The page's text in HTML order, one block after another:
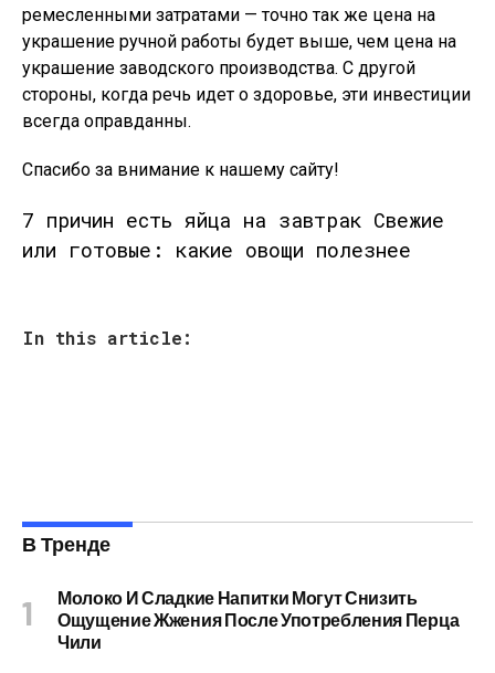
ремесленными затратами — точно так же цена на
украшение ручной работы будет выше, чем цена на
украшение заводского производства. С другой
стороны, когда речь идет о здоровье, эти инвестиции
всегда оправданны.
Спасибо за внимание к нашему сайту!
7 причин есть яйца на завтрак Свежие
или готовые: какие овощи полезнее
In this article:
В Тренде
Молоко И Сладкие Напитки Могут Снизить
Ощущение Жжения После Употребления Перца
Чили